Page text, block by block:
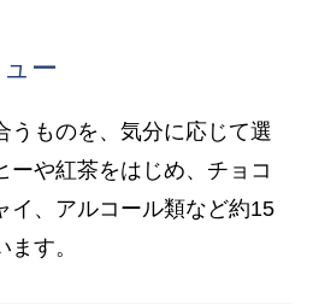
ー
うものを、気分に応じて選
ーや紅茶をはじめ、チョコ
イ、アルコール類など約15
す。